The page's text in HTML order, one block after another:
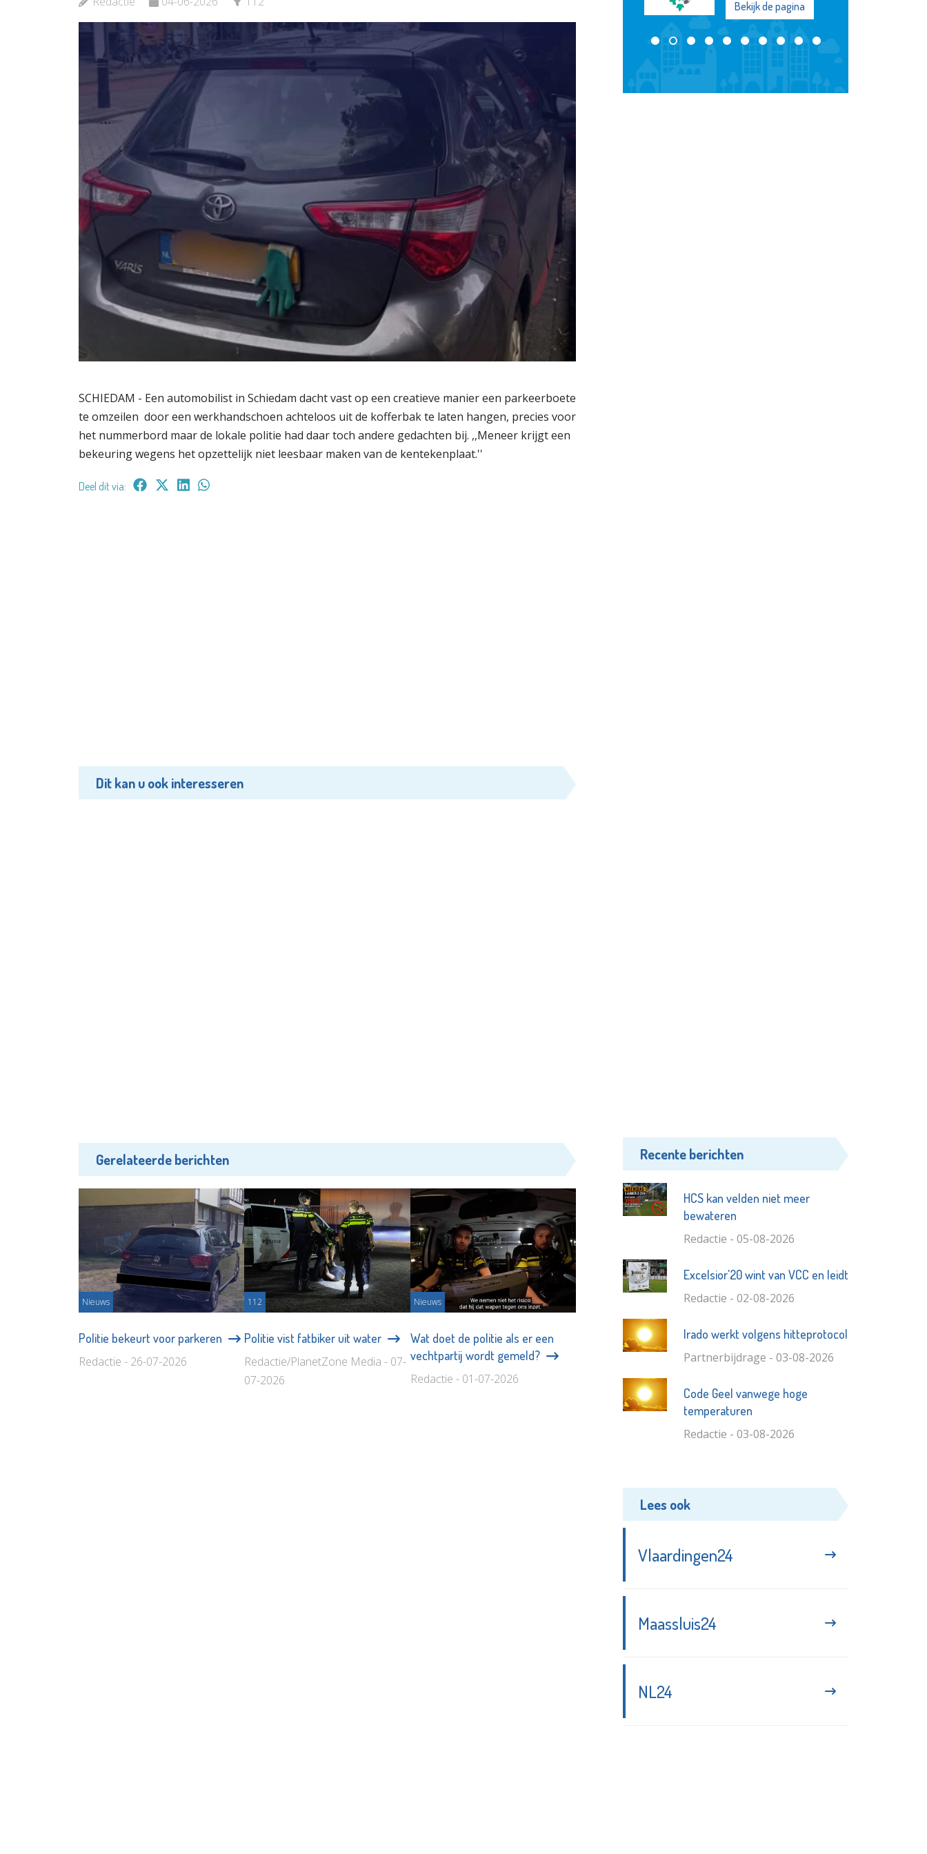
SCHIEDAM - Een automobilist in Schiedam dacht vast op een creatieve manier een parkeerboete
te omzeilen door een werkhandschoen achteloos uit de kofferbak te laten hangen, precies voor
het nummerbord maar de lokale politie had daar toch andere gedachten bij. ,,Meneer krijgt een
bekeuring wegens het opzettelijk niet leesbaar maken van de kentekenplaat.''
Deel dit via:
Dit kan u ook interesseren
Gerelateerde berichten
Nieuws
Politie bekeurt voor parkeren
Redactie - 26-07-2026
112
Politie vist fatbiker uit water
Redactie/PlanetZone Media - 07-
07-2026
Nieuws
Wat doet de politie als er een
vechtpartij wordt gemeld?
Redactie - 01-07-2026
Bekijk de pagina
Bekijk de pagina
Bekijk de pagina
Recente berichten
HCS kan velden niet meer
bewateren
Redactie - 05-08-2026
Excelsior'20 wint van VCC en leidt
Redactie - 02-08-2026
Irado werkt volgens hitteprotocol
Partnerbijdrage - 03-08-2026
Code Geel vanwege hoge
temperaturen
Redactie - 03-08-2026
Lees ook
Vlaardingen24
Maassluis24
NL24